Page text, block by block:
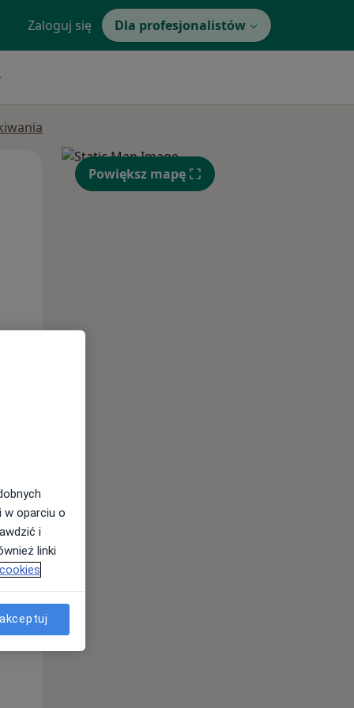
Zaloguj się Dla profesjonalistów
Śr, Czw,
Wt,
Powiększ mapę
w oparciu o
i
linki